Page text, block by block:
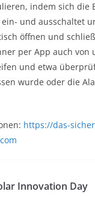
indem sich die
und ausschaltet
öffnen und
per App auch von
und etwa
wurde oder die
https://das-
Innovation Day